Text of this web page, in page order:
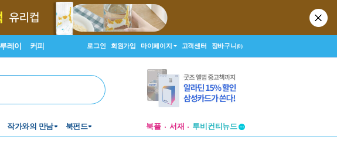
레이 커피 로그인 회원가입 마이페이지 고객센터 장바구니(0)
작가와의 만남 북펀드 북플 서재
투비컨티뉴드